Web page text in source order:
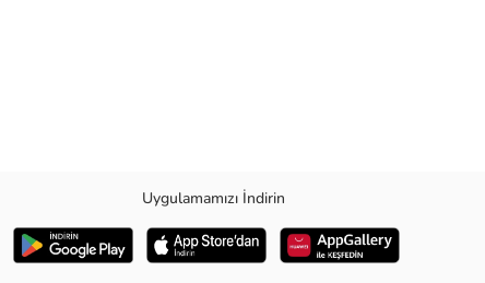
Uygulamamızı İndirin